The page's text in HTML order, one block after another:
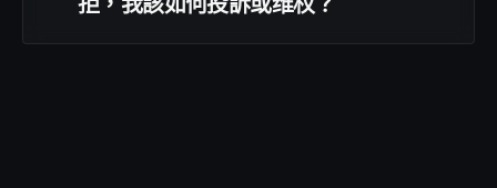
拒，我該如何投訴或维权？